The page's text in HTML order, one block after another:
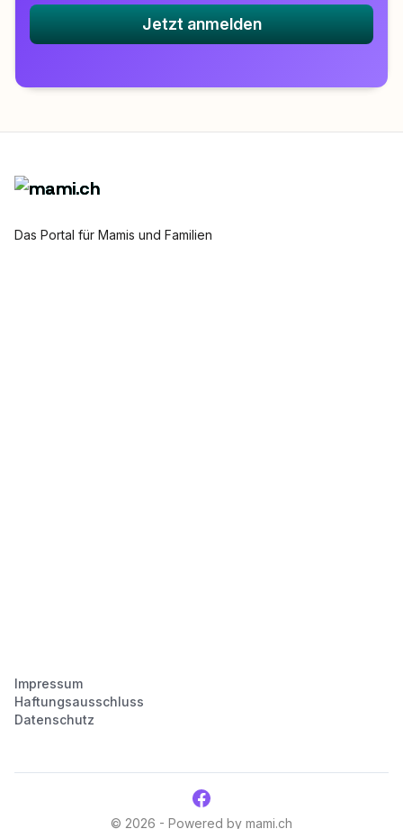
Jetzt anmelden
Das Portal für Mamis und Familien
Impressum
Haftungsausschluss
Datenschutz
© 2026 - Powered by mami.ch